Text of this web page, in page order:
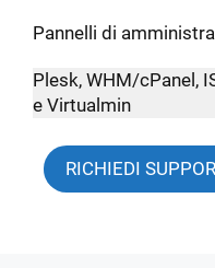
Pannelli di
Plesk, WHM/cPanel,
e Virtualmin
RICHIEDI